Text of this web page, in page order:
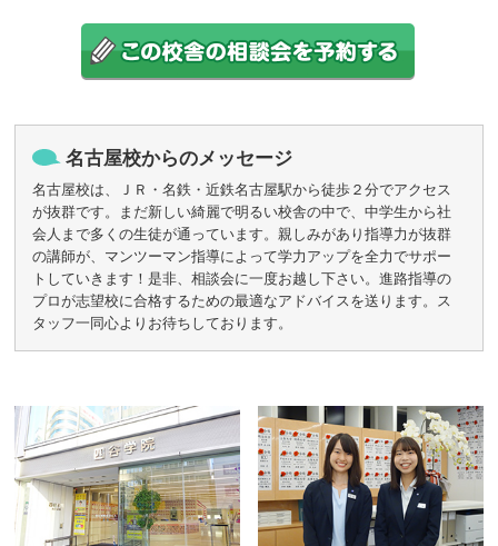
名古屋校からのメッセージ
名古屋校は、ＪＲ・名鉄・近鉄名古屋駅から徒歩２分でアクセス
が抜群です。まだ新しい綺麗で明るい校舎の中で、中学生から社
会人まで多くの生徒が通っています。親しみがあり指導力が抜群
の講師が、マンツーマン指導によって学力アップを全力でサポー
トしていきます！是非、相談会に一度お越し下さい。進路指導の
プロが志望校に合格するための最適なアドバイスを送ります。ス
タッフ一同心よりお待ちしております。